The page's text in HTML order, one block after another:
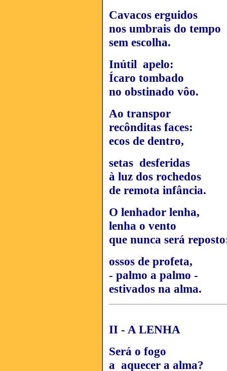
Cavacos erguidos
nos umbrais do tempo
sem escolha.
Inútil apelo:
Ícaro tombado
no obstinado vôo.
Ao transpor
recônditas faces:
ecos de dentro,
setas desferidas
à luz dos rochedos
de remota infância.
O lenhador lenha,
lenha o vento
que nunca será
ossos de profeta,
- palmo a palmo -
estivados na alma.
II - A LENHA
Será o fogo
a aquecer a alma?